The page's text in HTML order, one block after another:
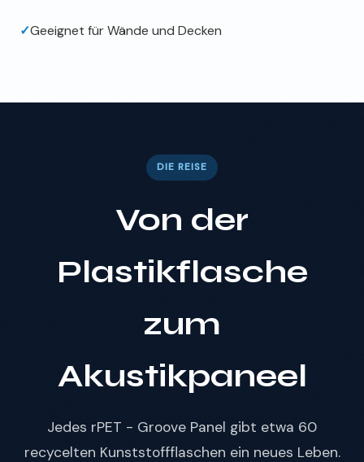
✓Geeignet für Wände und Decken
DIE REISE
Von der
Plastikflasche
zum
Akustikpaneel
Jedes rPET - Groove Panel gibt etwa 60
recycelten Kunststoffflaschen ein neues Leben.